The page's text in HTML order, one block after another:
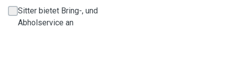
Sitter bietet Bring-, und
Abholservice an